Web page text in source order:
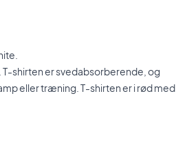
shirten er svedabsorberende, og
eller træning. T-shirten er i rød med